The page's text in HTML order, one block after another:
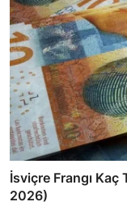
İsviçre Frangı
2026)